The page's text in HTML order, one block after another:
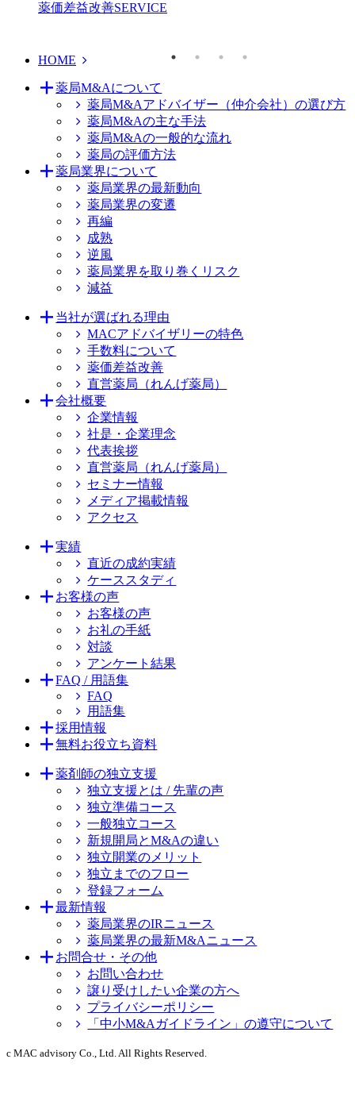
薬価差益改善SERVICE
HOME
薬局M&Aについて
薬局M&Aアドバイザー（仲介会社）の選び方
薬局M&Aの主な手法
薬局M&Aの一般的な流れ
薬局の評価方法
薬局業界について
薬局業界の最新動向
薬局業界の変遷
再編
成熟
逆風
薬局業界を取り巻くリスク
減益
当社が選ばれる理由
MACアドバイザリーの特色
手数料について
薬価差益改善
直営薬局（れんげ薬局）
会社概要
企業情報
社是・企業理念
代表挨拶
直営薬局（れんげ薬局）
セミナー情報
メディア掲載情報
アクセス
実績
直近の成約実績
ケーススタディ
お客様の声
お客様の声
お礼の手紙
対談
アンケート結果
FAQ / 用語集
FAQ
用語集
採用情報
無料お役立ち資料
薬剤師の独立支援
独立支援とは / 先輩の声
独立準備コース
一般独立コース
新規開局とM&Aの違い
独立開業のメリット
独立までのフロー
登録フォーム
最新情報
薬局業界のIRニュース
薬局業界の最新M&Aニュース
お問合せ・その他
お問い合わせ
譲り受けしたい企業の方へ
プライバシーポリシー
「中小M&Aガイドライン」の遵守について
c MAC advisory Co., Ltd. All Rights Reserved.